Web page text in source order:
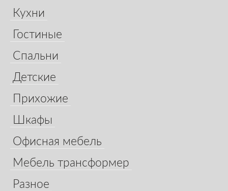
Кухни
Гостиные
Спальни
Детские
Прихожие
Шкафы
Офисная мебель
Мебель трансформер
Разное